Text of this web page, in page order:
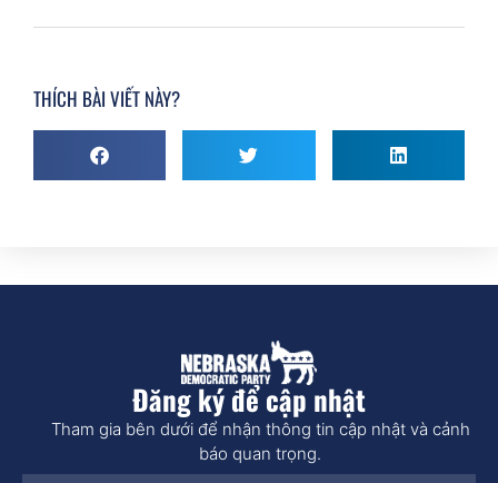
THÍCH BÀI VIẾT NÀY?
Đăng ký để cập nhật
Tham gia bên dưới để nhận thông tin cập nhật và cảnh
báo quan trọng.